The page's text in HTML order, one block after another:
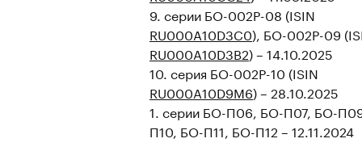
9. серии БО-002Р-08 (ISIN
RU000A10D3C0), БО-002Р-09
RU000A10D3B2) – 14.10.2025
10. серия БО-002Р-10 (ISIN
RU000A10D9M6) – 28.10.2025
1. серии БО-П06, БО-П07, БО-
П10, БО-П11, БО-П12 – 12.11.2024